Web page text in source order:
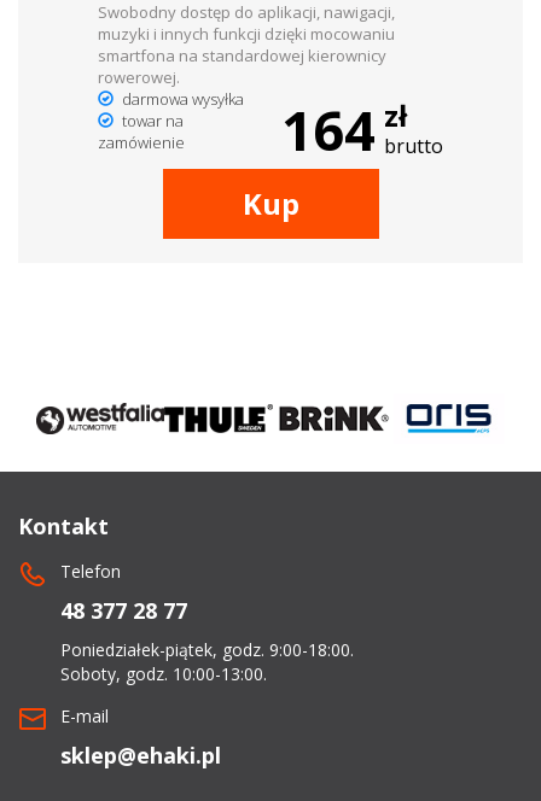
samochodowe
Swobodny dostęp do aplikacji, nawigacji,
muzyki i innych funkcji dzięki mocowaniu
smartfona na standardowej kierownicy
rowerowej.
darmowa wysyłka
towar na
zamówienie
164 zł
brutto
Kup
Kontakt
Telefon
48 377 28 77
Poniedziałek-piątek, godz. 9:00-18:00.
Soboty, godz. 10:00-13:00.
E-mail
sklep@ehaki.pl